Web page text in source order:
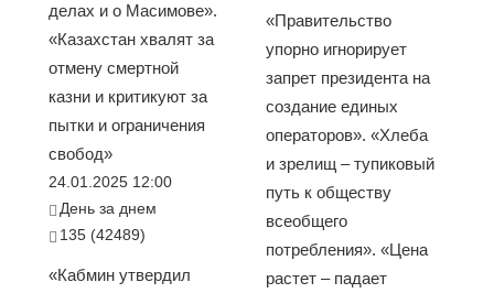
делах и о Масимове».
«Казахстан хвалят за
отмену смертной
казни и критикуют за
пытки и ограничения
свобод»
24.01.2025 12:00
День за днем
135 (42489)
«Кабмин утвердил
«Правительство
упорно игнорирует
запрет президента на
создание единых
операторов». «Хлеба
и зрелищ – тупиковый
путь к обществу
всеобщего
потребления». «Цена
растет – падает